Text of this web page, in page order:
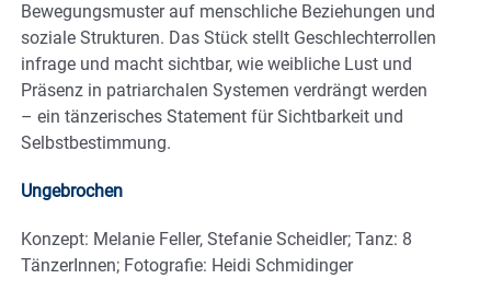
Bewegungsmuster auf menschliche Beziehungen und
soziale Strukturen. Das Stück stellt Geschlechterrollen
infrage und macht sichtbar, wie weibliche Lust und
Präsenz in patriarchalen Systemen verdrängt werden
– ein tänzerisches Statement für Sichtbarkeit und
Selbstbestimmung.
Ungebrochen
Konzept: Melanie Feller, Stefanie Scheidler; Tanz: 8
TänzerInnen; Fotografie: Heidi Schmidinger